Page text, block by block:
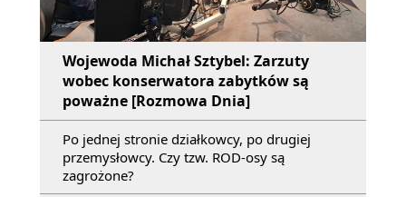
Wojewoda Michał Sztybel: Zarzuty
wobec konserwatora zabytków są
poważne [Rozmowa Dnia]
Po jednej stronie działkowcy, po drugiej
przemysłowcy. Czy tzw. ROD-osy są
zagrożone?